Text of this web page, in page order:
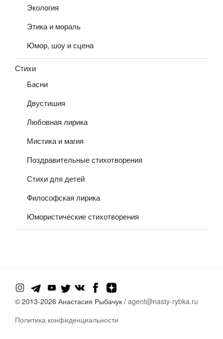
Экология
Этика и мораль
Юмор, шоу и сцена
Стихи
Басни
Двустишия
Любовная лирика
Мистика и магия
Поздравительные стихотворения
Стихи для детей
Философская лирика
Юмористические стихотворения
© 2013-2026 Анастасия Рыбачук / agent@nasty-rybka.ru
Политика конфиденциальности